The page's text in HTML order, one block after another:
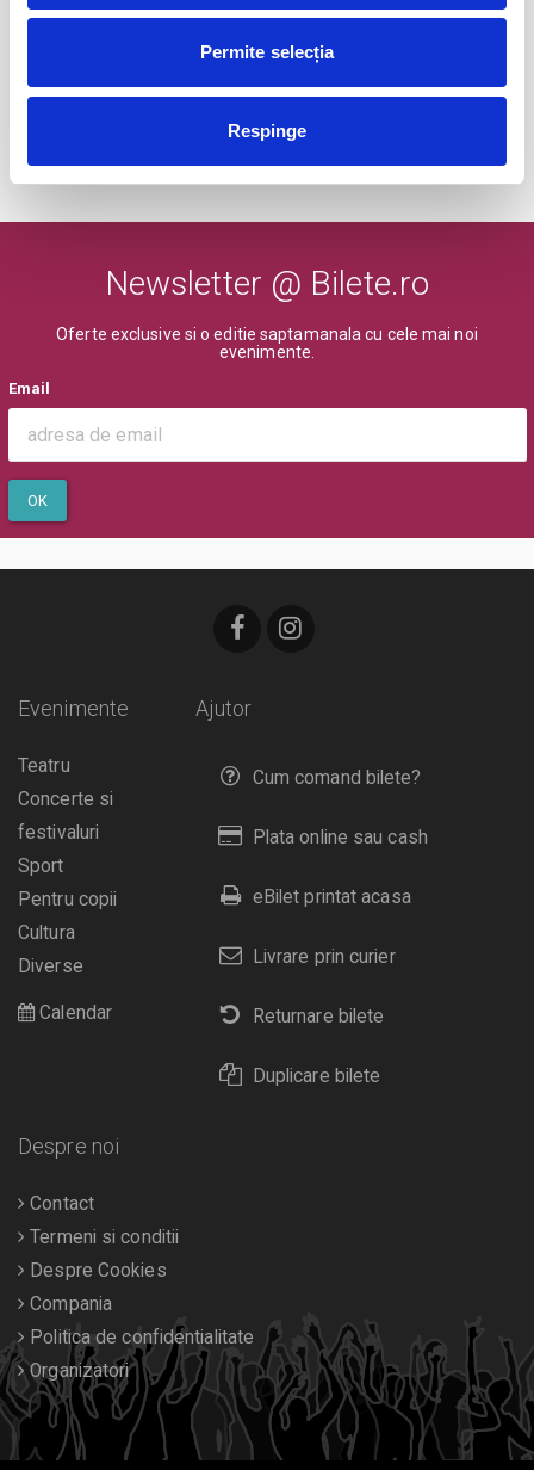
Permite selecția
Respinge
Bucuresti
BILETE
Newsletter @ Bilete.ro
Oferte exclusive si o editie saptamanala cu cele mai noi
evenimente.
Email
OK
Ajutor
Cum comand bilete?
Plata online sau cash
eBilet printat acasa
Livrare prin curier
Returnare bilete
Duplicare bilete
Evenimente
Teatru
Concerte si
festivaluri
Sport
Pentru copii
Cultura
Diverse
Calendar
Despre noi
Contact
Termeni si conditii
Despre Cookies
Compania
Politica de confidentialitate
Organizatori